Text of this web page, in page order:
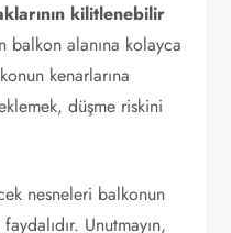
kilitlenebilir
balkon alanına kolayca
kenarlarına
düşme riskini
nesneleri balkonun
Unutmayın,